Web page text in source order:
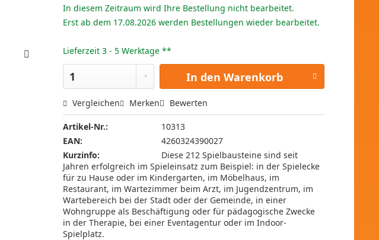
In diesem Zeitraum wird Ihre Bestellung nicht bearbeitet.
Erst ab dem 17.08.2026 werden Bestellungen wieder bearbeitet.
Lieferzeit 3 - 5 Werktage **
In den Warenkorb
Vergleichen Merken Bewerten
Artikel-Nr.:
10313
EAN:
4260324390027
Kurzinfo:
Diese 212 Spielbausteine sind seit
Jahren erfolgreich im Spieleinsatz zum Beispiel: in der Spielecke
für zu Hause oder im Kindergarten, im Möbelhaus, im
Restaurant, im Wartezimmer beim Arzt, im Jugendzentrum, im
Wartebereich bei der Stadt oder der Gemeinde, in einer
Wohngruppe als Beschäftigung oder für pädagogische Zwecke
in der Therapie, bei einer Eventagentur oder im Indoor-
Spielplatz.